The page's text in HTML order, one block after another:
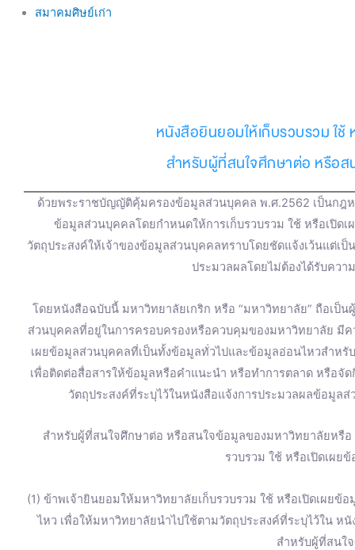
สมาคมศิษย์เก่า
หนังสือยินยอมให้เก็บรวบรวม ใ
สำหรับผู้ที่สนใจศึกษาต่อ หรือ
ด้วยพระราชบัญญัติคุ้มครองข้อมูลส่วนบุคคล พ.ศ.2562 เป็นกฎ
ข้อมูลส่วนบุคคลโดยกำหนดให้การเก็บรวบรวม ใช้ หรือเปิ
วัตถุประสงค์ให้เจ้าของข้อมูลส่วนบุคคลทราบโดยชัดแจ้งเว้นแต่
ประมวลผลโดยไม่ต้องได้รับคว
โดยหนังสือฉบับนี้ มหาวิทยาลัยเกริก หรือ “มหาวิทยาลัย” ถือเ
ส่วนบุคคลที่อยู่ในการครอบครองหรือควบคุมของมหาวิทยาลัย มี
เผยข้อมูลส่วนบุคคลที่เป็นทั้งข้อมูลทั่วไปและข้อมูลอ่อนไหวสำห
เพื่อติดต่อสื่อสารให้ข้อมูลหรือคำแนะนำ หรือทำการตลาด หรือจั
วัตถุประสงค์ที่ระบุไว้ในหนังสือแจ้งการประมวลผลข้อมูล
สำหรับผู้ที่สนใจศึกษาต่อ หรือสนใจข้อมูลของมหาวิทยาลัยหรื
รวบรวม ใช้ หรือเปิดเผย
(1) ข้าพเจ้ายินยอมให้มหาวิทยาลัยเก็บรวบรวม ใช้ หรือเปิดเผย
ไหว เพื่อให้มหาวิทยาลัยนำไปใช้ตามวัตถุประสงค์ที่ระบุไว้ใน
สำหรับผู้ที่สนใ